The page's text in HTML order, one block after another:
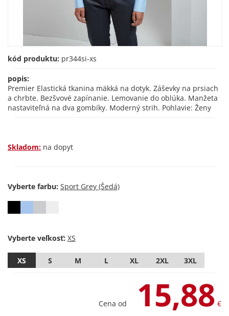
kód produktu: pr344si-xs
popis:
Premier Elastická tkanina mäkká na dotyk. Záševky na prsiach
a chrbte. Bezšvové zapínanie. Lemovanie do oblúka. Manžeta
nastaviteľná na dva gombíky. Moderný strih. Pohlavie: Ženy
Skladom: na dopyt
Vyberte farbu:
Vyberte veľkosť:
XS S M L XL 2XL 3XL
Cena od 15,88 €